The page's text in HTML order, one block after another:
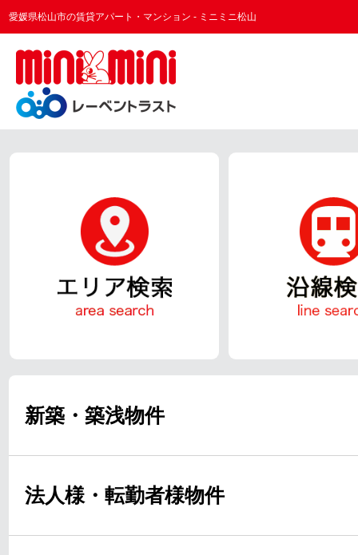
愛媛県松山市の賃貸アパート・マンション - ミニミニ松山
新築・築浅物件
法人様・転勤者様物件